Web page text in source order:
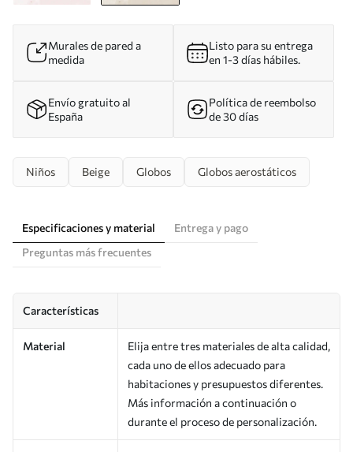
Murales de pared a
medida
Listo para su entrega
en 1-3 días hábiles.
Envío gratuito al
España
Política de reembolso
de 30 días
Niños Beige Globos Globos aerostáticos
Especificaciones y material
Entrega y pago
Preguntas más frecuentes
Características
Material
Elija entre tres materiales de alta calidad,
cada uno de ellos adecuado para
habitaciones y presupuestos diferentes.
Más información a continuación o
durante el proceso de personalización.